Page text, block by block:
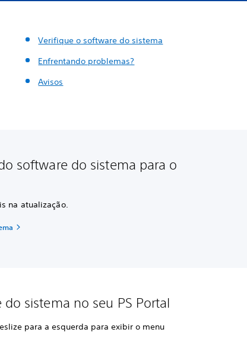
Verifique o software do sistema
Enfrentando problemas?
Avisos
software do sistema para o
na atualização.
sistema no seu PS Portal
para a esquerda para exibir o menu